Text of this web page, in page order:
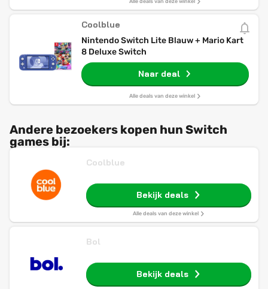
Alle deals van deze winkel
Coolblue
Nintendo Switch Lite Blauw + Mario Kart
8 Deluxe Switch
Naar deal
Alle deals van deze winkel
Andere bezoekers kopen hun Switch
games bij:
Coolblue
Bekijk deals
Alle deals van deze winkel
Bol
Bekijk deals